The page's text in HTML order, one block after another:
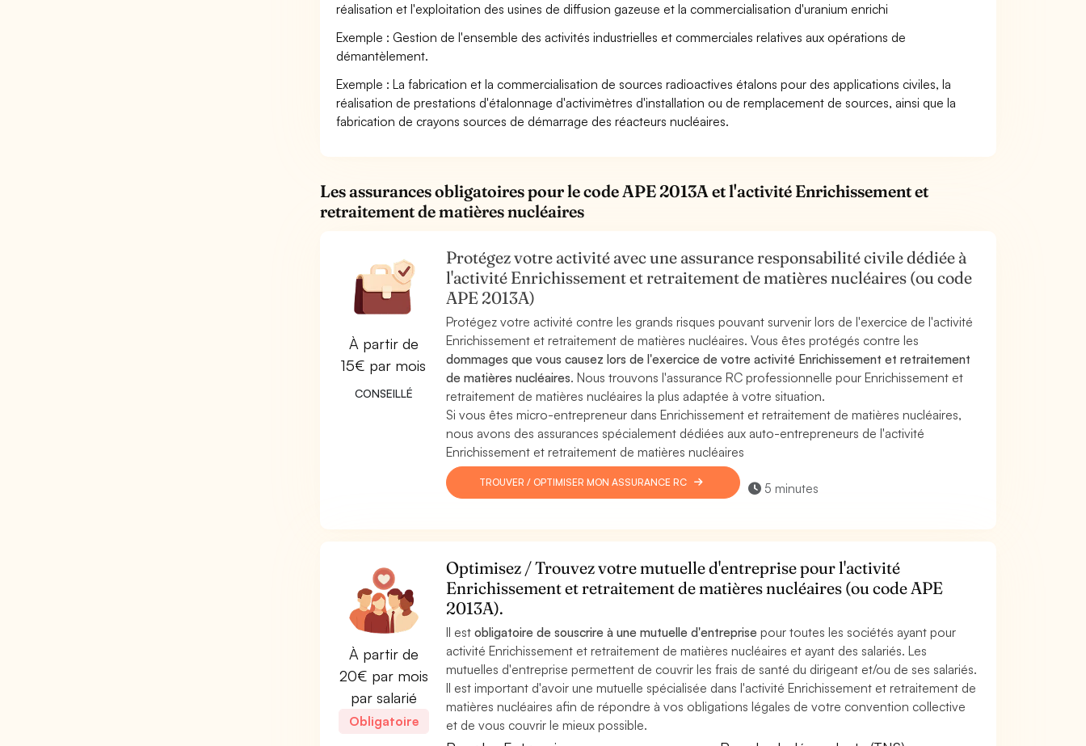
réalisation et l'exploitation des usines de diffusion gazeuse et la commercialisation d'uranium enrichi
Exemple : Gestion de l'ensemble des activités industrielles et commerciales relatives aux opérations de
démantèlement.
Exemple : La fabrication et la commercialisation de sources radioactives étalons pour des applications civiles, la
réalisation de prestations d'étalonnage d'activimètres d'installation ou de remplacement de sources, ainsi que la
fabrication de crayons sources de démarrage des réacteurs nucléaires.
Les assurances obligatoires pour le code APE 2013A et l'activité Enrichissement et
retraitement de matières nucléaires
À partir de
15€ par mois
CONSEILLÉ
Protégez votre activité avec une assurance responsabilité civile dédiée à
l'activité Enrichissement et retraitement de matières nucléaires (ou code
APE 2013A)
Protégez votre activité contre les grands risques pouvant survenir lors de l'exercice de l'activité
Enrichissement et retraitement de matières nucléaires. Vous êtes protégés contre les
dommages que vous causez lors de l'exercice de votre activité Enrichissement et retraitement
de matières nucléaires. Nous trouvons l'assurance RC professionnelle pour Enrichissement et
retraitement de matières nucléaires la plus adaptée à votre situation.
Si vous êtes micro-entrepreneur dans Enrichissement et retraitement de matières nucléaires,
nous avons des assurances spécialement dédiées aux auto-entrepreneurs de l'activité
Enrichissement et retraitement de matières nucléaires
TROUVER / OPTIMISER MON ASSURANCE RC 5 minutes
À partir de
20€ par mois
par salarié
Obligatoire
Optimisez / Trouvez votre mutuelle d'entreprise pour l'activité
Enrichissement et retraitement de matières nucléaires (ou code APE
2013A).
Il est obligatoire de souscrire à une mutuelle d'entreprise pour toutes les sociétés ayant pour
activité Enrichissement et retraitement de matières nucléaires et ayant des salariés. Les
mutuelles d'entreprise permettent de couvrir les frais de santé du dirigeant et/ou de ses salariés.
Il est important d'avoir une mutuelle spécialisée dans l'activité Enrichissement et retraitement de
matières nucléaires afin de répondre à vos obligations légales de votre convention collective
et de vous couvrir le mieux possible.